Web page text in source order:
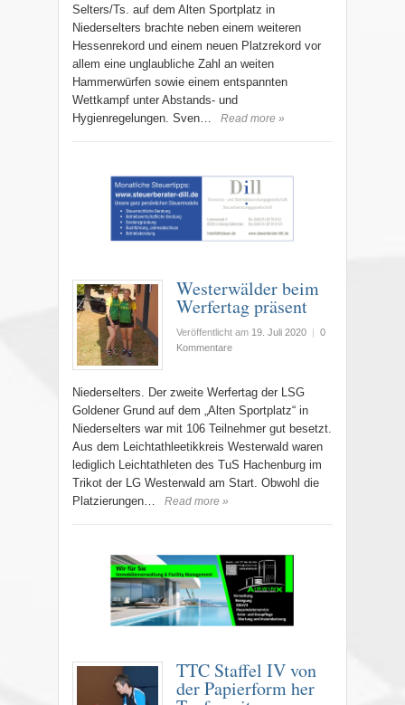
Selters/Ts. auf dem Alten Sportplatz in
Niederselters brachte neben einem weiteren
Hessenrekord und einem neuen Platzrekord vor
allem eine unglaubliche Zahl an weiten
Hammerwürfen sowie einem entspannten
Wettkampf unter Abstands- und
Hygienregelungen. Sven…
Read more »
Westerwälder beim
Werfertag präsent
Veröffentlicht am 19. Juli 2020 | 0
Kommentare
Niederselters. Der zweite Werfertag der LSG
Goldener Grund auf dem „Alten Sportplatz“ in
Niederselters war mit 106 Teilnehmer gut besetzt.
Aus dem Leichtathleetikkreis Westerwald waren
lediglich Leichtathleten des TuS Hachenburg im
Trikot der LG Westerwald am Start. Obwohl die
Platzierungen…
Read more »
TTC Staffel IV von
der Papierform her